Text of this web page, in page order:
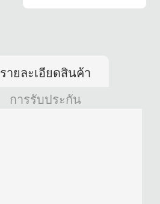
รายละเอียดสินค้า
การรับประกัน